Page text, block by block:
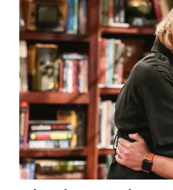
WN
KALTIM
WN
SULSEL
WN
GORONTALO